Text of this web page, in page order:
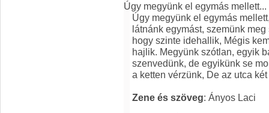
Úgy megyünk el egymás mellett...
Úgy megyünk el egymás
látnánk egymást, szemünk
hogy szinte idehallik, Mégis
hajlik. Megyünk szótlan, egyik
szenvedünk, de egyikünk se
a ketten vérzünk, De az utca
Zene és szöveg: Ányos Laci